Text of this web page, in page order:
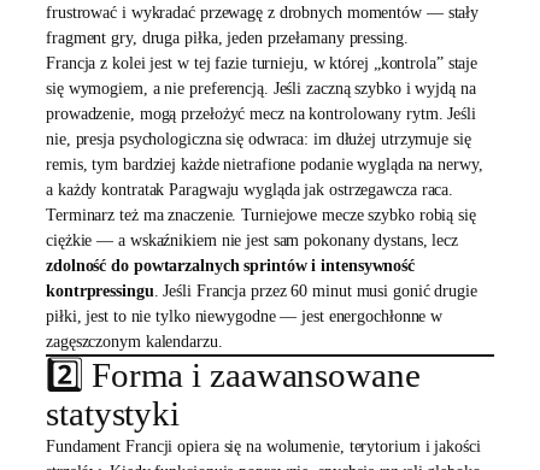
frustrować i wykradać przewagę z drobnych momentów — stały
fragment gry, druga piłka, jeden przełamany pressing.
Francja z kolei jest w tej fazie turnieju, w której „kontrola” staje
się wymogiem, a nie preferencją. Jeśli zaczną szybko i wyjdą na
prowadzenie, mogą przełożyć mecz na kontrolowany rytm. Jeśli
nie, presja psychologiczna się odwraca: im dłużej utrzymuje się
remis, tym bardziej każde nietrafione podanie wygląda na nerwy,
a każdy kontratak Paragwaju wygląda jak ostrzegawcza raca.
Terminarz też ma znaczenie. Turniejowe mecze szybko robią się
ciężkie — a wskaźnikiem nie jest sam pokonany dystans, lecz
zdolność do powtarzalnych sprintów i intensywność
kontrpressingu . Jeśli Francja przez 60 minut musi gonić drugie
piłki, jest to nie tylko niewygodne — jest energochłonne w
zagęszczonym kalendarzu.
2️⃣ Forma i zaawansowane
statystyki
Fundament Francji opiera się na wolumenie, terytorium i jakości